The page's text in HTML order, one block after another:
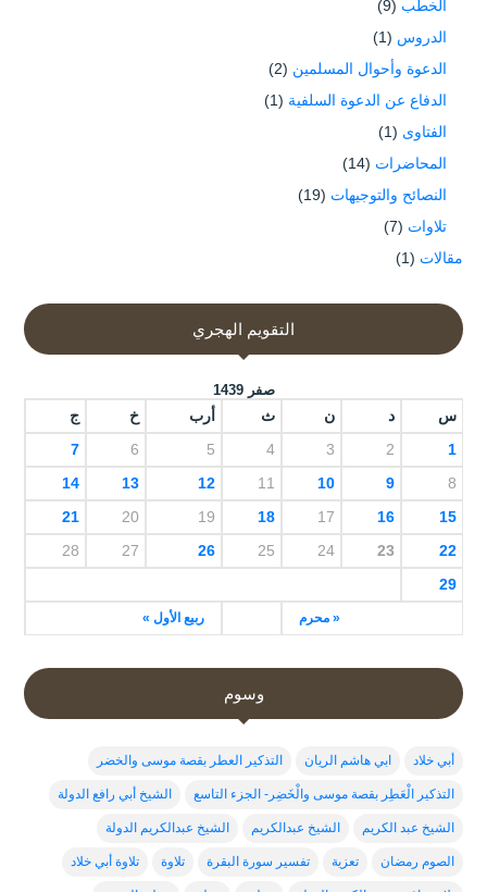
الخطب (9)
الدروس (1)
الدعوة وأحوال المسلمين (2)
الدفاع عن الدعوة السلفية (1)
الفتاوى (1)
المحاضرات (14)
النصائح والتوجيهات (19)
تلاوات (7)
مقالات (1)
التقويم الهجري
صفر 1439
س د ن ث أرب خ ج
« محرم ربيع الأول »
1
2
3
4
5
6
7
8
9
10
11
12
13
14
15
16
17
18
19
20
21
22
23
24
25
26
27
28
29
وسوم
أبي خلاد ابي هاشم الريان التذكير العطر بقصة موسى والخضر
التذكير الْعَطِر بقصة موسى والْخَضِر- الجزء التاسع الشيخ أبي رافع الدولة
الشيخ عبد الكريم الشيخ عبدالكريم الشيخ عبدالكريم الدولة
الصوم رمضان تعزية تفسير سورة البقرة تلاوة تلاوة أبي خلاد